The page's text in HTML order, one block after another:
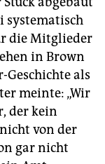
systematisch
die Mitglieder
in Brown
Geschichte als
meinte: „Wir
der kein
von der
gar nicht